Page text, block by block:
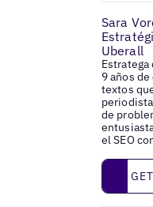
Sara
Uberall
9 años
textos
de
el SEO
Get in